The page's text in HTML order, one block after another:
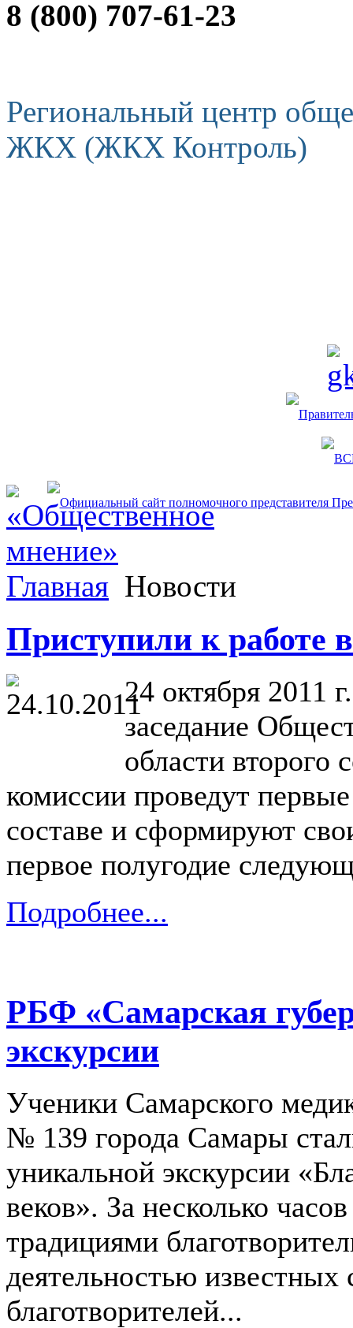
8 (800) 707-61-23
Региональный центр
ЖКХ (ЖКХ Контроль)
Главная Новости
Приступили к работе
24 октября 2011
заседание
области второго
комиссии проведут
составе и сформируют
первое полугодие
Подробнее...
РБФ «Самарская
экскурсии
Ученики Самарского
№ 139 города Самары
уникальной экскурсии
веков». За несколько
традициями
деятельностью известных
благотворителей...